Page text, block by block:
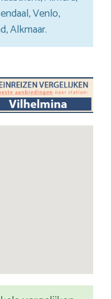
Venlo,
Alkmaar.